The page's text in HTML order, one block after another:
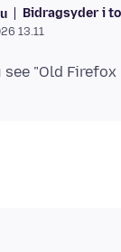
Bidragsyder i
13.11